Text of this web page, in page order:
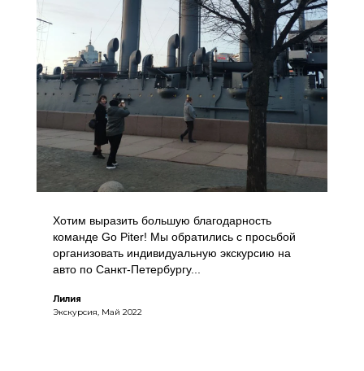
Хотим выразить большую благодарность
команде Go Piter! Мы обратились с просьбой
организовать индивидуальную экскурсию на
авто по Санкт-Петербургу...
Лилия
Экскурсия, Май 2022